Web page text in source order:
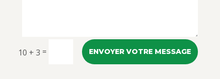
10 + 3 = ENVOYER VOTRE MESSAGE